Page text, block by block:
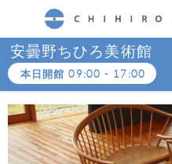
CHIHIRO ART MUSEUM
安曇野ちひろ美術館
本日開館09:00 - 17:00